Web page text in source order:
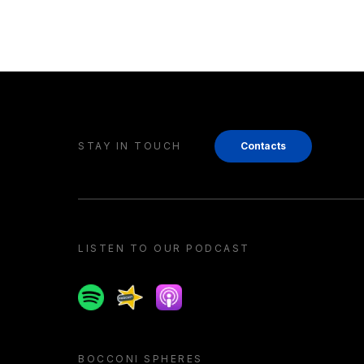
STAY IN TOUCH Contacts
LISTEN TO OUR PODCAST
SpotifySpreakerApple podcast
BOCCONI SPHERES